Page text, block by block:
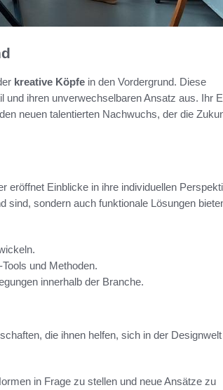
kreative Köpfe in den Vordergrund. Diese
ihren unverwechselbaren Ansatz aus. Ihr
neuen talentierten Nachwuchs, der die
eröffnet Einblicke in ihre individuellen
sind, sondern auch funktionale Lösungen
und Methoden.
innerhalb der Branche.
die ihnen helfen, sich in der
in Frage zu stellen und neue Ansätze zu